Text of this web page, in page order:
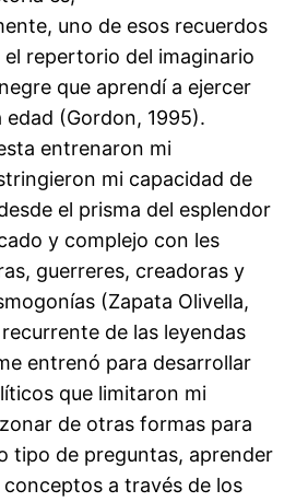
uno de esos recuerdos
repertorio del imaginario
que aprendí a ejercer
(Gordon, 1995).
entrenaron mi
mi capacidad de
el prisma del esplendor
y complejo con les
guerreres, creadoras y
(Zapata Olivella,
de las leyendas
entrenó para desarrollar
que limitaron mi
de otras formas para
tipo de preguntas, aprender
a través de los